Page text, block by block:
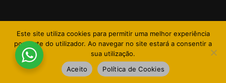
COROAS PARA FUNERAL © TODOS OS DIREITOS RESERVADOS
DESENVOLVIMENTO E ALOJAMENTO:
Este site utiliza cookies para permitir uma melhor experiência
por parte do utilizador. Ao navegar no site estará a consentir a
sua utilização.
Aceito
Política de Cookies